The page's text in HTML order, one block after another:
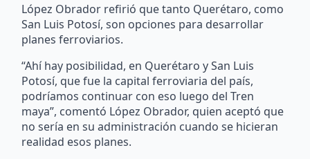
López Obrador refirió que tanto Querétaro, como
San Luis Potosí, son opciones para desarrollar
planes ferroviarios.
“Ahí hay posibilidad, en Querétaro y San Luis
Potosí, que fue la capital ferroviaria del país,
podríamos continuar con eso luego del Tren
maya”, comentó López Obrador, quien aceptó que
no sería en su administración cuando se hicieran
realidad esos planes.